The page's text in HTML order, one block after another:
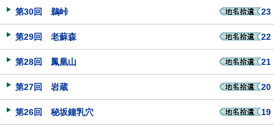
第30回 鵜峠 23
第29回 老蘇森 22
第28回 鳳凰山 21
第27回 岩蔵 20
第26回 秘坂鐘乳穴 19